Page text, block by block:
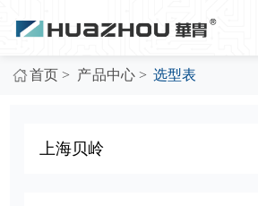
首页 > 产品中心 > 选型表